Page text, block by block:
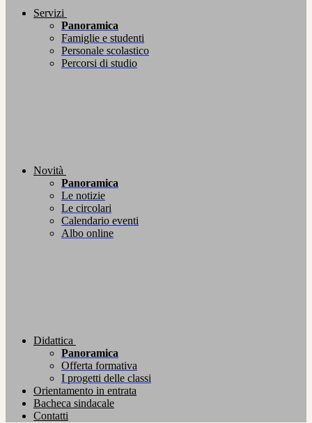
Servizi
Panoramica
Famiglie e studenti
Personale scolastico
Percorsi di studio
Novità
Panoramica
Le notizie
Le circolari
Calendario eventi
Albo online
Didattica
Panoramica
Offerta formativa
I progetti delle classi
Orientamento in entrata
Bacheca sindacale
Contatti